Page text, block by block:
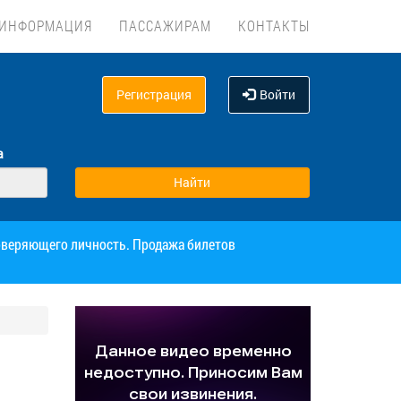
ПАССАЖИРАМ КОНТАКТЫ
Регистрация Войти
личность. Продажа билетов